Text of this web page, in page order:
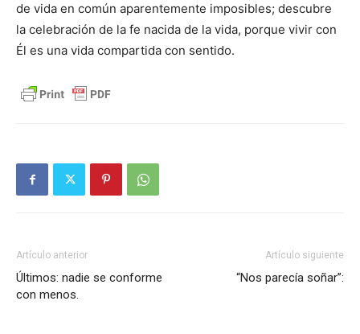
de vida en común aparentemente imposibles; descubre
la celebración de la fe nacida de la vida, porque vivir con
Él es una vida compartida con sentido.
Artículo anterior
Últimos: nadie se conforme
con menos.
Artículo siguiente
“Nos parecía soñar”: